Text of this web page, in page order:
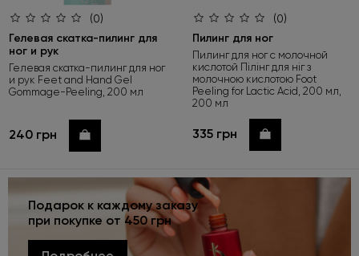
(0)
Гелевая скатка-пилинг для
ног и рук
Гелевая скатка-пилинг для ног
и рук Feet and Hand Gel
Gommage-Peeling, 200 мл
240 грн Купить
(0)
Пилинг для ног
Пилинг для ног с молочной
кислотой Пілінг для ніг з
молочною кислотою Foot
Peeling for Lactic Acid, 200 мл,
200 мл
335 грн Купить
Подарок к каждому заказу
при покупке от 450 грн